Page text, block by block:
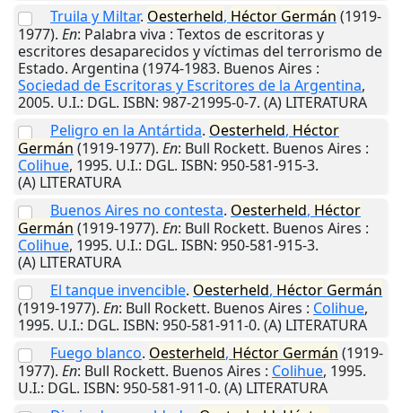
Truila y Miltar. Oesterheld, Héctor Germán (1919-
1977). En: Palabra viva : Textos de escritoras y
escritores desaparecidos y víctimas del terrorismo de
Estado. Argentina (1974-1983. Buenos Aires :
Sociedad de Escritoras y Escritores de la Argentina,
2005. U.I.: DGL. ISBN: 987-21995-0-7. (A) LITERATURA
Peligro en la Antártida. Oesterheld, Héctor
Germán (1919-1977). En: Bull Rockett. Buenos Aires :
Colihue, 1995. U.I.: DGL. ISBN: 950-581-915-3.
(A) LITERATURA
Buenos Aires no contesta. Oesterheld, Héctor
Germán (1919-1977). En: Bull Rockett. Buenos Aires :
Colihue, 1995. U.I.: DGL. ISBN: 950-581-915-3.
(A) LITERATURA
El tanque invencible. Oesterheld, Héctor Germán
(1919-1977). En: Bull Rockett. Buenos Aires : Colihue,
1995. U.I.: DGL. ISBN: 950-581-911-0. (A) LITERATURA
Fuego blanco. Oesterheld, Héctor Germán (1919-
1977). En: Bull Rockett. Buenos Aires : Colihue, 1995.
U.I.: DGL. ISBN: 950-581-911-0. (A) LITERATURA